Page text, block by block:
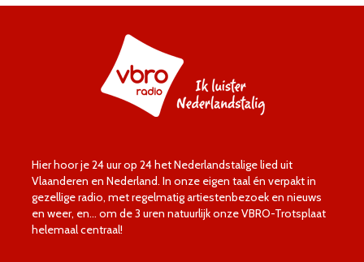
Hier hoor je 24 uur op 24 het Nederlandstalige lied uit
Vlaanderen en Nederland. In onze eigen taal én verpakt in
gezellige radio, met regelmatig artiestenbezoek en nieuws
en weer, en… om de 3 uren natuurlijk onze VBRO-Trotsplaat
helemaal centraal!